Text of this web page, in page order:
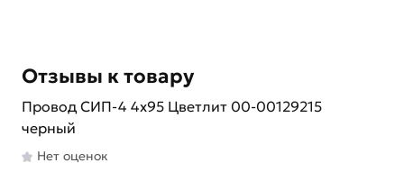
Отзывы к товару
Провод СИП-4 4х95 Цветлит 00-00129215
черный
Нет оценок